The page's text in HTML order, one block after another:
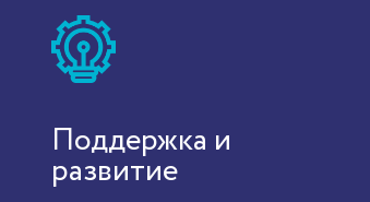
Поддержка и
развитие